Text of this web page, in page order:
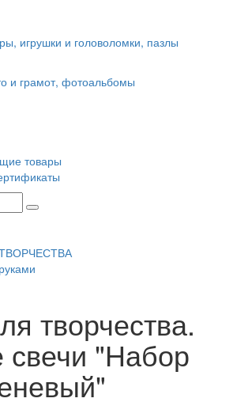
игрушки и головоломки, пазлы
и грамот, фотоальбомы
товары
творчества.
свечи "Набор